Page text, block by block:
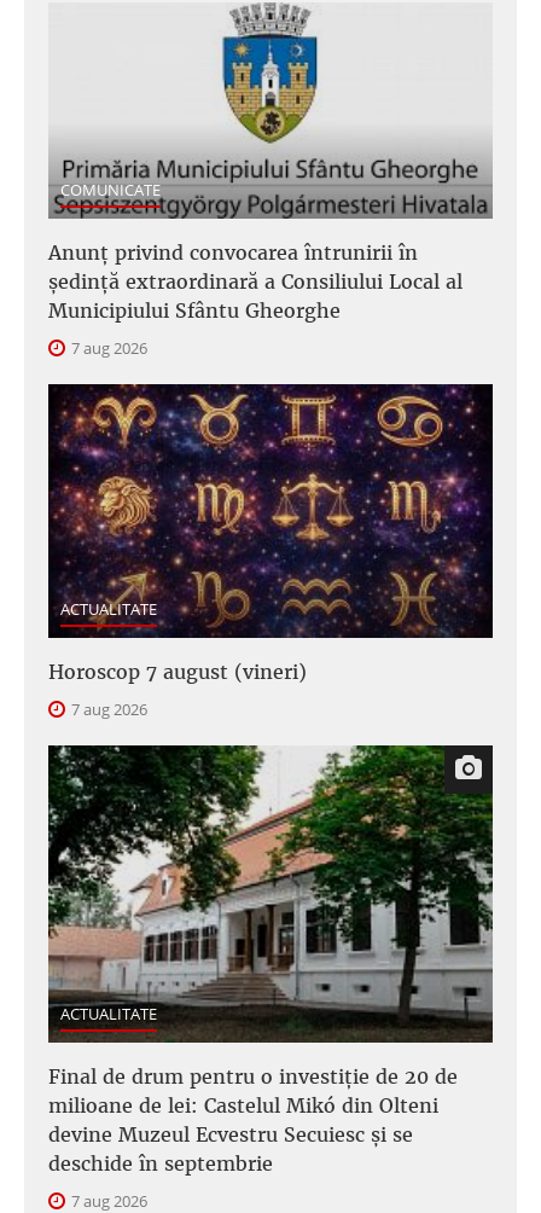
COMUNICATE
Anunţ privind convocarea întrunirii în
şedinţă extraordinară a Consiliului Local al
Municipiului Sfântu Gheorghe
7 aug 2026
ACTUALITATE
Horoscop 7 august (vineri)
7 aug 2026
ACTUALITATE
Final de drum pentru o investiție de 20 de
milioane de lei: Castelul Mikó din Olteni
devine Muzeul Ecvestru Secuiesc și se
deschide în septembrie
7 aug 2026